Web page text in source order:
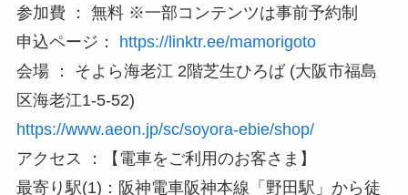
参加費 ： 無料 ※一部コンテンツは事前予約制
申込ページ：
https://linktr.ee/mamorigoto
会場 ： そよら海老江 2階芝生ひろば (大阪市福島
区海老江1-5-52)
https://www.aeon.jp/sc/soyora-ebie/shop/
アクセス ：【電車をご利用のお客さま】
最寄り駅(1)：阪神電車阪神本線「野田駅」から徒